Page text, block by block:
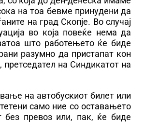
на тоа бевме принудени да
на град Скопје. Во случај
во која повеќе нема да
што работењето ќе биде
разумно да пристапат кон
на Синдикатот на
на автобускиот билет или
само ние со оставањето
без превоз или, пак, ќе биде